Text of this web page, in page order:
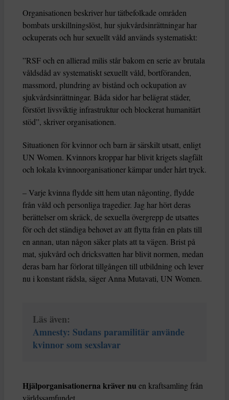
Organisationen beskriver hur tätbefolkade områden
bombats urskillningslöst, hur sjukvårdsinrättningar har
ockuperats och hur sexuellt våld används systematiskt:
”RSF och en allierad milis står bakom en serie av brutala
våldsdåd av systematiskt sexuellt våld, bortföranden,
massmord, plundring av bistånd och ockupation av
sjukvårdsinrättningar. Båda sidor har belägrat städer,
förstört livsviktig infrastruktur och blockerat humanitärt
stöd”, skriver organisationen.
Situationen för kvinnor och barn är särskilt utsatt, enligt
UN Women. Kvinnors kroppar har blivit krigets slagfält
och lokala kvinnoorganisationer kämpar under hårt tryck.
– Varje kvinna flydde sitt hem utan någonting, flydde
från våld och personliga tragedier. Jag har hört deras
berättelser om skräck, de sexuella övergrepp de utsattes
för och det ständiga behovet av att flytta från en plats till
en annan, utan någon säker plats att ta vägen. Brist på
mat, sjukvård och dricksvatten har blivit normen, medan
deras barn har förlorat tillgången till utbildning och lever
nu i konstant rädsla, säger Anna Mutavati, UN Women.
Läs även:
Amnesty: Sudans paramilitär använde
kvinnor som sexslavar
Hjälporganisationerna kräver nu en kraftsamling från
världssamfundet.